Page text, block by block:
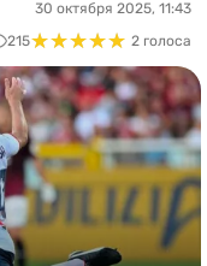
30 октября 2025, 11:43
215★★★★★
★★★★★ 2 голоса